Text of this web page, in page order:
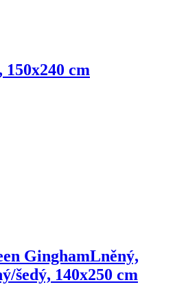
150x240 cm
GinghamLněný,
šedý, 140x250 cm